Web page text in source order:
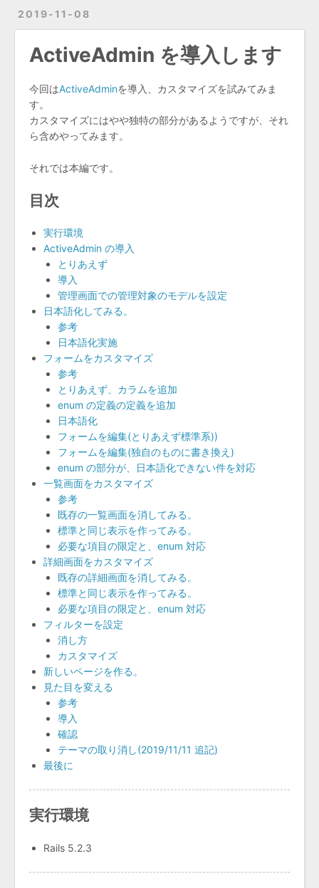
2019-11-08
ActiveAdmin を導入します
今回はActiveAdminを導入、カスタマイズを試みてみま
す。
カスタマイズにはやや独特の部分があるようですが、それ
ら含めやってみます。
それでは本編です。
目次
実行環境
ActiveAdmin の導入
とりあえず
導入
管理画面での管理対象のモデルを設定
日本語化してみる。
参考
日本語化実施
フォームをカスタマイズ
参考
とりあえず、カラムを追加
enum の定義の定義を追加
日本語化
フォームを編集(とりあえず標準系))
フォームを編集(独自のものに書き換え)
enum の部分が、日本語化できない件を対応
一覧画面をカスタマイズ
参考
既存の一覧画面を消してみる。
標準と同じ表示を作ってみる。
必要な項目の限定と、enum 対応
詳細画面をカスタマイズ
既存の詳細画面を消してみる。
標準と同じ表示を作ってみる。
必要な項目の限定と、enum 対応
フィルターを設定
消し方
カスタマイズ
新しいページを作る。
見た目を変える
参考
導入
確認
テーマの取り消し(2019/11/11 追記)
最後に
実行環境
Rails 5.2.3